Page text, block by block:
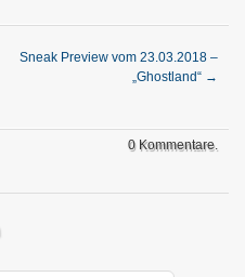
Sneak Preview vom 23.03.2018 –
„Ghostland“ →
0 Kommentare.